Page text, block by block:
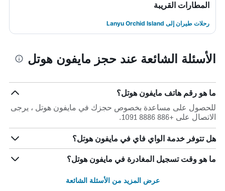
المطارات القريبة
رحلات طيران إلى Lanyu Orchid Island
الأسئلة الشائعة عند حجز مايفون هوتل
ما هو رقم هاتف مايفون هوتل؟
للحصول على مساعدة بخصوص حجزك في مايفون هوتل ، يرجى
الاتصال على +886 8886 1091.
هل تتوفر خدمة الواي فاي في مايفون هوتل؟
ما هو وقت تسجيل المغادرة في مايفون هوتل؟
عرض المزيد من الأسئلة الشائعة